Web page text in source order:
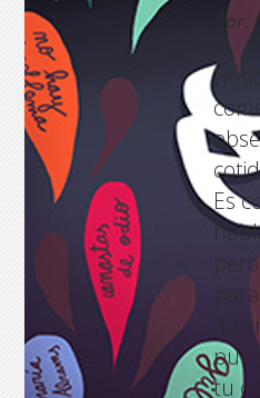
Por:
Es
tu